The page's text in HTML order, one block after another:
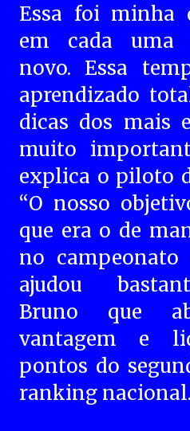
Essa foi minha
em cada uma
novo. Essa
aprendizado
dicas dos mais
muito
explica o piloto
“O nosso
que era o de
no
ajudou
Bruno que
vantagem e
pontos do
ranking nacional.